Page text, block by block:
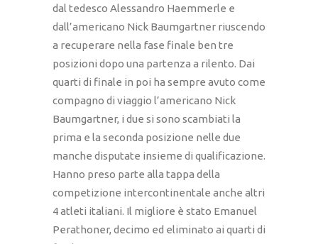
dal tedesco Alessandro Haemmerle e
dall’americano Nick Baumgartner riuscendo
a recuperare nella fase finale ben tre
posizioni dopo una partenza a rilento. Dai
quarti di finale in poi ha sempre avuto come
compagno di viaggio l’americano Nick
Baumgartner, i due si sono scambiati la
prima e la seconda posizione nelle due
manche disputate insieme di qualificazione.
Hanno preso parte alla tappa della
competizione intercontinentale anche altri
4 atleti italiani. Il migliore è stato Emanuel
Perathoner, decimo ed eliminato ai quarti di